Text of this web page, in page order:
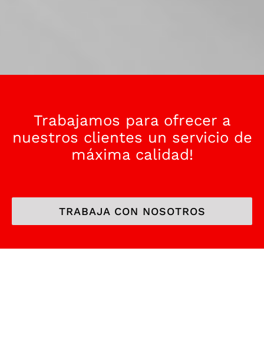
Trabajamos para ofrecer a
nuestros clientes un servicio de
máxima calidad!
TRABAJA CON NOSOTROS